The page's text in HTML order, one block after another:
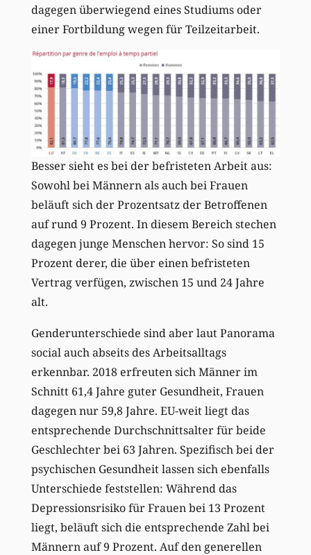
dagegen überwiegend eines Studiums oder
einer Fortbildung wegen für Teilzeitarbeit.
Besser sieht es bei der befristeten Arbeit aus:
Sowohl bei Männern als auch bei Frauen
beläuft sich der Prozentsatz der Betroffenen
auf rund 9 Prozent. In diesem Bereich stechen
dagegen junge Menschen hervor: So sind 15
Prozent derer, die über einen befristeten
Vertrag verfügen, zwischen 15 und 24 Jahre
alt.
Genderunterschiede sind aber laut Panorama
social auch abseits des Arbeitsalltags
erkennbar. 2018 erfreuten sich Männer im
Schnitt 61,4 Jahre guter Gesundheit, Frauen
dagegen nur 59,8 Jahre. EU-weit liegt das
entsprechende Durchschnittsalter für beide
Geschlechter bei 63 Jahren. Spezifisch bei der
psychischen Gesundheit lassen sich ebenfalls
Unterschiede feststellen: Während das
Depressionsrisiko für Frauen bei 13 Prozent
liegt, beläuft sich die entsprechende Zahl bei
Männern auf 9 Prozent. Auf den generellen